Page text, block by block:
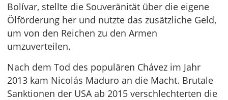
Bolívar, stellte die Souveränität über die eigene
Ölförderung her und nutzte das zusätzliche Geld,
um von den Reichen zu den Armen
umzuverteilen.
Nach dem Tod des populären Chávez im Jahr
2013 kam Nicolás Maduro an die Macht. Brutale
Sanktionen der USA ab 2015 verschlechterten die